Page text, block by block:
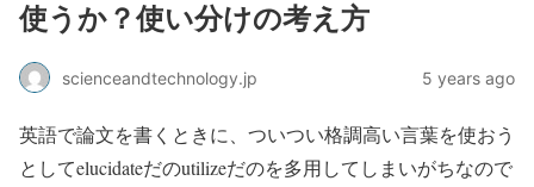
使うか？使い分けの考え方
scienceandtechnology.jp 5 years ago
英語で論文を書くときに、ついつい格調高い言葉を使おう
としてelucidateだのutilizeだのを多用してしまいがちなので